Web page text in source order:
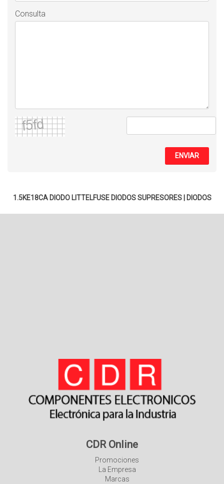
Consulta
ENVIAR
1.5KE18CA DIODO LITTELFUSE DIODOS SUPRESORES| DIODOS
CDR Online
Promociones
La Empresa
Marcas